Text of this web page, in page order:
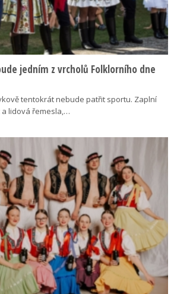
jedním z vrcholů Folklorního dne
tentokrát nebude patřit sportu. Zaplní
lidová řemesla,…